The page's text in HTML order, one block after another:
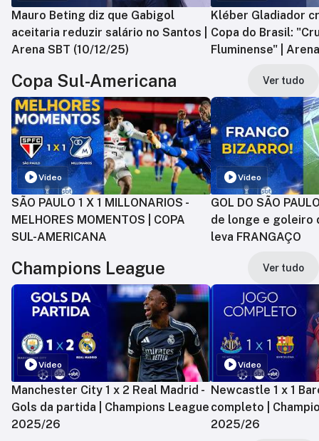
Mauro Beting diz que Gabigol
aceitaria reduzir salário no Santos |
Arena SBT (10/12/25)
Kléber Gladiador
Copa do Brasil:
Fluminense" |
Copa Sul-Americana Ver tudo
Vídeo
SÃO PAULO 1 X 1 MILLONARIOS -
MELHORES MOMENTOS | COPA
SUL-AMERICANA
Vídeo
GOL DO SÃO
de longe e goleiro
leva FRANGAÇO
Champions League Ver tudo
Vídeo
Manchester City 1 x 2 Real Madrid -
Gols da partida | Champions League
2025/26
Vídeo
Newcastle 1 x 1
completo |
2025/26